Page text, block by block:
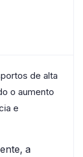
de alta
o aumento
e
a